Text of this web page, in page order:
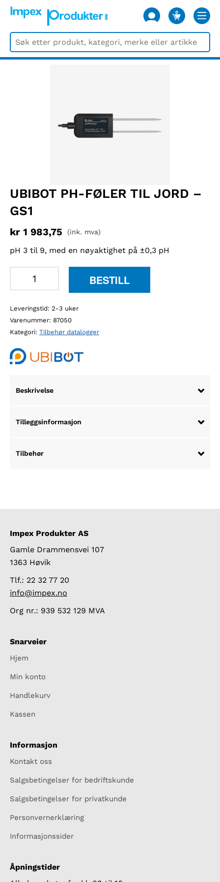
0
VARER
UBIBOT PH-FØLER TIL JORD –
GS1
kr 1 983,75 (ink. mva)
pH 3 til 9, med en nøyaktighet på ±0,3 pH
til
jord
-
GS1
antall
BESTILL
Leveringstid: 2-3 uker
Varenummer: 87050
Kategori: Tilbehør datalogger
Beskrivelse
Tilleggsinformasjon
Tilbehør
Impex Produkter AS
Gamle Drammensvei 107
1363 Høvik
Tlf.: 22 32 77 20
info@impex.no
Org nr.: 939 532 129 MVA
Snarveier
Hjem
Min konto
Handlekurv
Kassen
Informasjon
Kontakt oss
Salgsbetingelser for bedriftskunde
Salgsbetingelser for privatkunde
Personvernerklæring
Informasjonssider
Åpningstider